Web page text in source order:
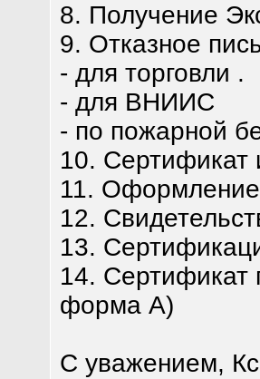
8. Получение
9. Отказное
- для торговли .
- для ВНИИС
- по пожарной
10. Сертификат
11.
12.
13.
14. Сертификат
форма А)
С уважением,